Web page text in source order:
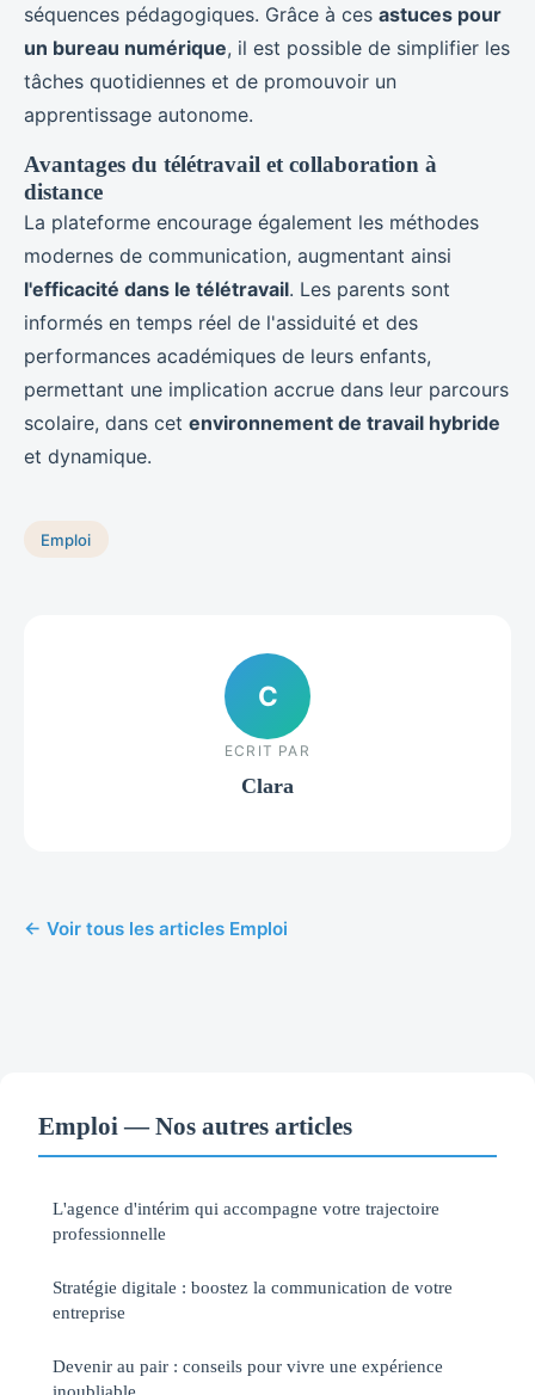
séquences pédagogiques. Grâce à ces astuces pour
un bureau numérique, il est possible de simplifier les
tâches quotidiennes et de promouvoir un
apprentissage autonome.
Avantages du télétravail et collaboration à
distance
La plateforme encourage également les méthodes
modernes de communication, augmentant ainsi
l'efficacité dans le télétravail. Les parents sont
informés en temps réel de l'assiduité et des
performances académiques de leurs enfants,
permettant une implication accrue dans leur parcours
scolaire, dans cet environnement de travail hybride
et dynamique.
Emploi
C
ECRIT PAR
Clara
← Voir tous les articles Emploi
Emploi — Nos autres articles
L'agence d'intérim qui accompagne votre trajectoire
professionnelle
Stratégie digitale : boostez la communication de votre
entreprise
Devenir au pair : conseils pour vivre une expérience
inoubliable